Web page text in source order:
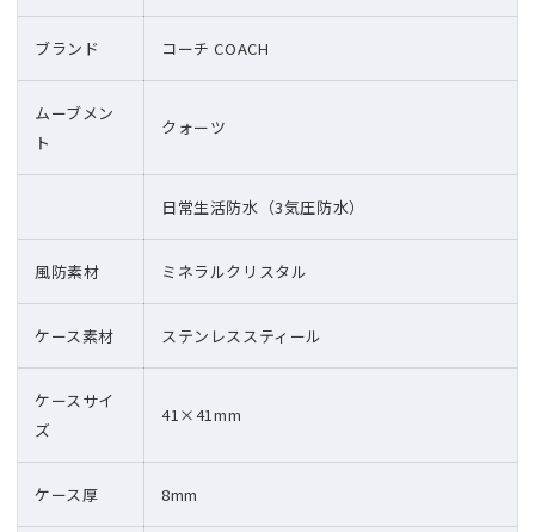
ブランド コーチ COACH
ムーブメン
ト
クォーツ
日常生活防水（3気圧防水）
風防素材 ミネラルクリスタル
ケース素材 ステンレススティール
ケースサイ
ズ
41×41mm
ケース厚 8mm